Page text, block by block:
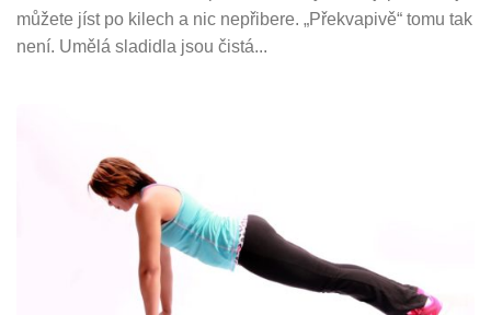
můžete jíst po kilech a nic nepřibere. „Překvapivě“ tomu tak
není. Umělá sladidla jsou čistá...